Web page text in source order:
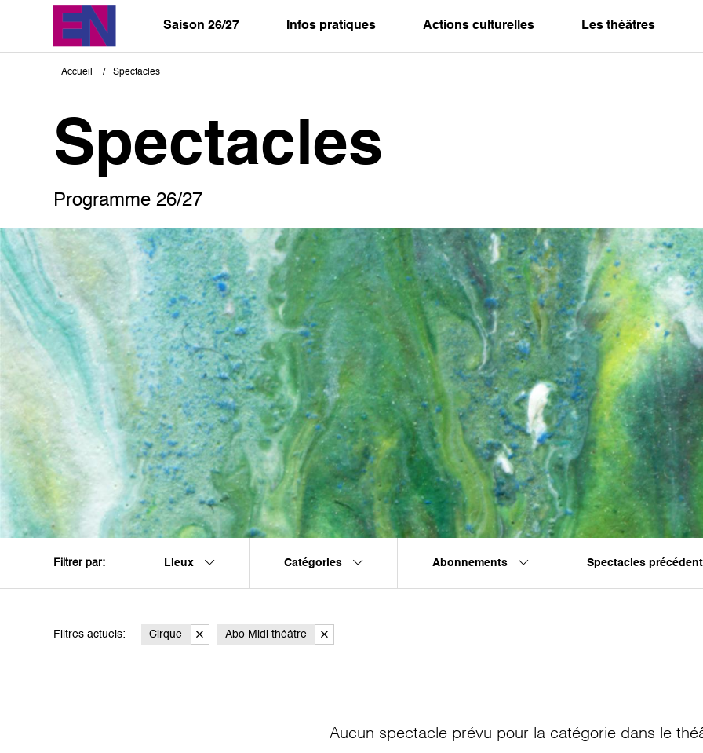
Saison 26/27 Infos pratiques Actions culturelles Les théâtres
Fil
Accueil Spectacles
Spectacles
Programme 26/27
Filtrer par: Lieux Catégories Abonnements Spectacles
Filtres actuels: Cirque Abo Midi théâtre
Aucun spectacle prévu pour la catégorie dans le